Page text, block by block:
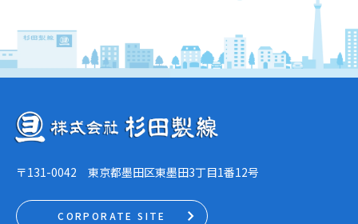
〒131-0042 東京都墨田区東墨田3丁目1番12号